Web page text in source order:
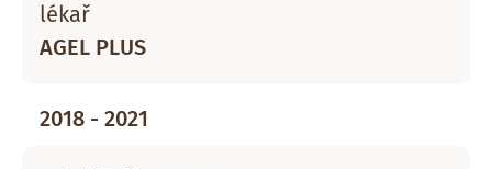
lékař
AGEL PLUS
2018 - 2021